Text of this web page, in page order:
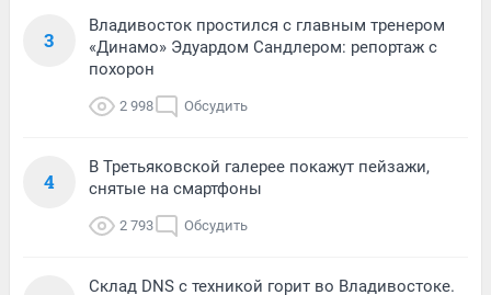
3
Владивосток простился с главным тренером
«Динамо» Эдуардом Сандлером: репортаж с
похорон
2 998 Обсудить
4
В Третьяковской галерее покажут пейзажи,
снятые на смартфоны
2 793 Обсудить
Склад DNS с техникой горит во Владивостоке.